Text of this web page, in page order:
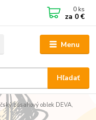
Menu
Hľadať
0 ks
za 0 €
zásahový oblek DEVA,